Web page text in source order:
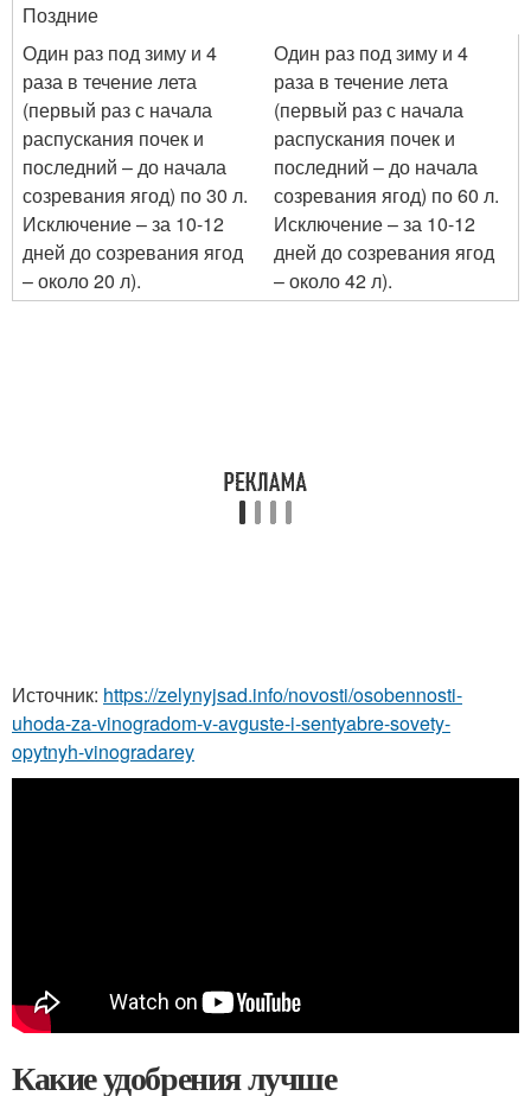
Поздние
Один раз под зиму и 4
раза в течение лета
(первый раз с начала
распускания почек и
последний – до начала
созревания ягод) по 30 л.
Исключение – за 10-12
дней до созревания ягод
– около 20 л).
Один раз под зиму и 4
раза в течение лета
(первый раз с начала
распускания почек и
последний – до начала
созревания ягод) по 60 л.
Исключение – за 10-12
дней до созревания ягод
– около 42 л).
Источник: https://zelynyjsad.info/novosti/osobennosti-
uhoda-za-vinogradom-v-avguste-i-sentyabre-sovety-
opytnyh-vinogradarey
Какие удобрения лучше